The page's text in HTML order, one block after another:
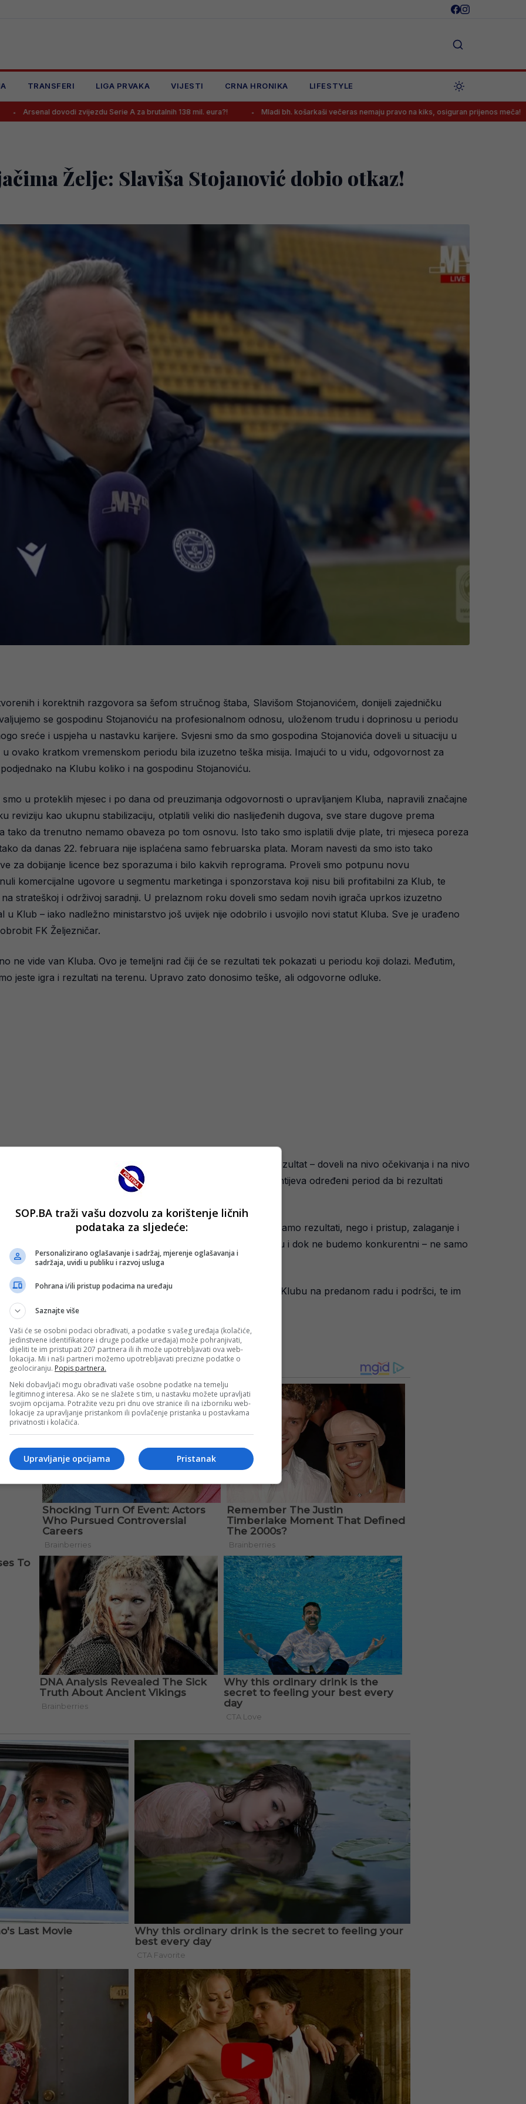
TRANSFERI LIGA PRVAKA VIJESTI CRNA HRONIKA LIFESTYLE
zvijezdu Serie A za brutalnih 138 mil. eura?! Mladi bh. košarkaši večeras nemaju pravo na kiks, osiguran prijenos meča! Novosti
Želje: Slaviša Stojanović dobio otkaz!
i korektnih razgovora sa šefom stručnog štaba, Slavišom Stojanovićem, donijeli zajedničku
se gospodinu Stojanoviću na profesionalnom odnosu, uloženom trudu i doprinosu u periodu
sreće i uspjeha u nastavku karijere. Svjesni smo da smo gospodina Stojanovića doveli u situaciju u
ovako kratkom vremenskom periodu bila izuzetno teška misija. Imajući to u vidu, odgovornost za
na Klubu koliko i na gospodinu Stojanoviću.
u proteklih mjesec i po dana od preuzimanja odgovornosti o upravljanjem Kluba, napravili značajne
reviziju kao ukupnu stabilizaciju, otplatili veliki dio naslijeđenih dugova, sve stare dugove prema
tako da trenutno nemamo obaveza po tom osnovu. Isto tako smo isplatili dvije plate, tri mjeseca poreza
da danas 22. februara nije isplaćena samo februarska plata. Moram navesti da smo isto tako
za dobijanje licence bez sporazuma i bilo kakvih reprograma. Proveli smo potpunu novu
komercijalne ugovore u segmentu marketinga i sponzorstava koji nisu bili profitabilni za Klub, te
strateškoj i održivoj saradnji. U prelaznom roku doveli smo sedam novih igrača uprkos izuzetno
u Klub – iako nadležno ministarstvo još uvijek nije odobrilo i usvojilo novi statut Kluba. Sve je urađeno
FK Željezničar.
ne vide van Kluba. Ovo je temeljni rad čiji će se rezultati tek pokazati u periodu koji dolazi. Međutim,
jeste igra i rezultati na terenu. Upravo zato donosimo teške, ali odgovorne odluke.
i odlučnije, kako bismo najvažniji segment Kluba – sportski rezultat – doveli na nivo očekivanja i na nivo
Potrebno je vrijeme, jer svaki ozbiljan i strateški rad zahtijeva određeni period da bi rezultati
sportskog produkta na terenu, jer se svi slažemo da ne samo rezultati, nego i pristup, zalaganje i
višem nivou. Nećemo stati dok ne preokrenemo situaciju i dok ne budemo konkurentni – ne samo
Kluba u evropskim takmičenjima.
odbora, svim zaposlenicima, operativcima i saradnicima u Klubu na predanom radu i podršci, te im
zajedno pravimo.
Skupštine, Sanin Mirvić.
SOP.BA traži vašu dozvolu za korištenje ličnih
podataka za sljedeće:
Personalizirano oglašavanje i sadržaj, mjerenje oglašavanja i
sadržaja, uvidi u publiku i razvoj usluga
Pohrana i/ili pristup podacima na uređaju
Saznajte više
Vaši će se osobni podaci obrađivati, a podatke s vašeg uređaja (kolačiće,
jedinstvene identifikatore i druge podatke uređaja) može pohranjivati,
dijeliti te im pristupati 207 partnera ili ih može upotrebljavati ova web-
lokacija. Mi i naši partneri možemo upotrebljavati precizne podatke o
geolociranju. Popis partnera.
Neki dobavljači mogu obrađivati vaše osobne podatke na temelju
legitimnog interesa. Ako se ne slažete s tim, u nastavku možete upravljati
svojim opcijama. Potražite vezu pri dnu ove stranice ili na izborniku web-
lokacije za upravljanje pristankom ili povlačenje pristanka u postavkama
privatnosti i kolačića.
Pristanak
Upravljanje opcijama